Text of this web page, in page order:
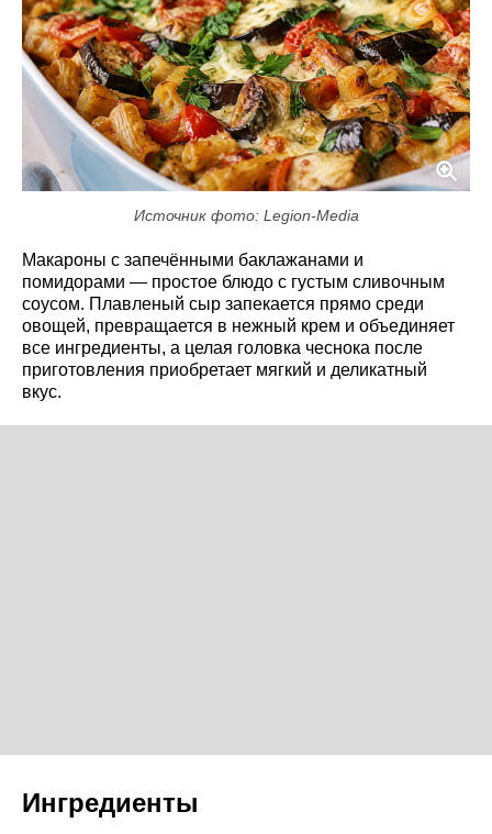
Источник фото: Legion-Media
Макароны с запечёнными баклажанами и
помидорами — простое блюдо с густым сливочным
соусом. Плавленый сыр запекается прямо среди
овощей, превращается в нежный крем и объединяет
все ингредиенты, а целая головка чеснока после
приготовления приобретает мягкий и деликатный
вкус.
Ингредиенты